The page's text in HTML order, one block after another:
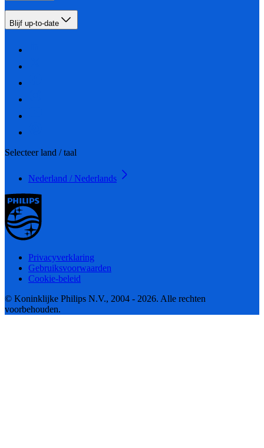
Blijf up-to-date
Selecteer land / taal
Nederland / Nederlands
Privacyverklaring
Gebruiksvoorwaarden
Cookie-beleid
© Koninklijke Philips N.V., 2004 - 2026. Alle rechten
voorbehouden.